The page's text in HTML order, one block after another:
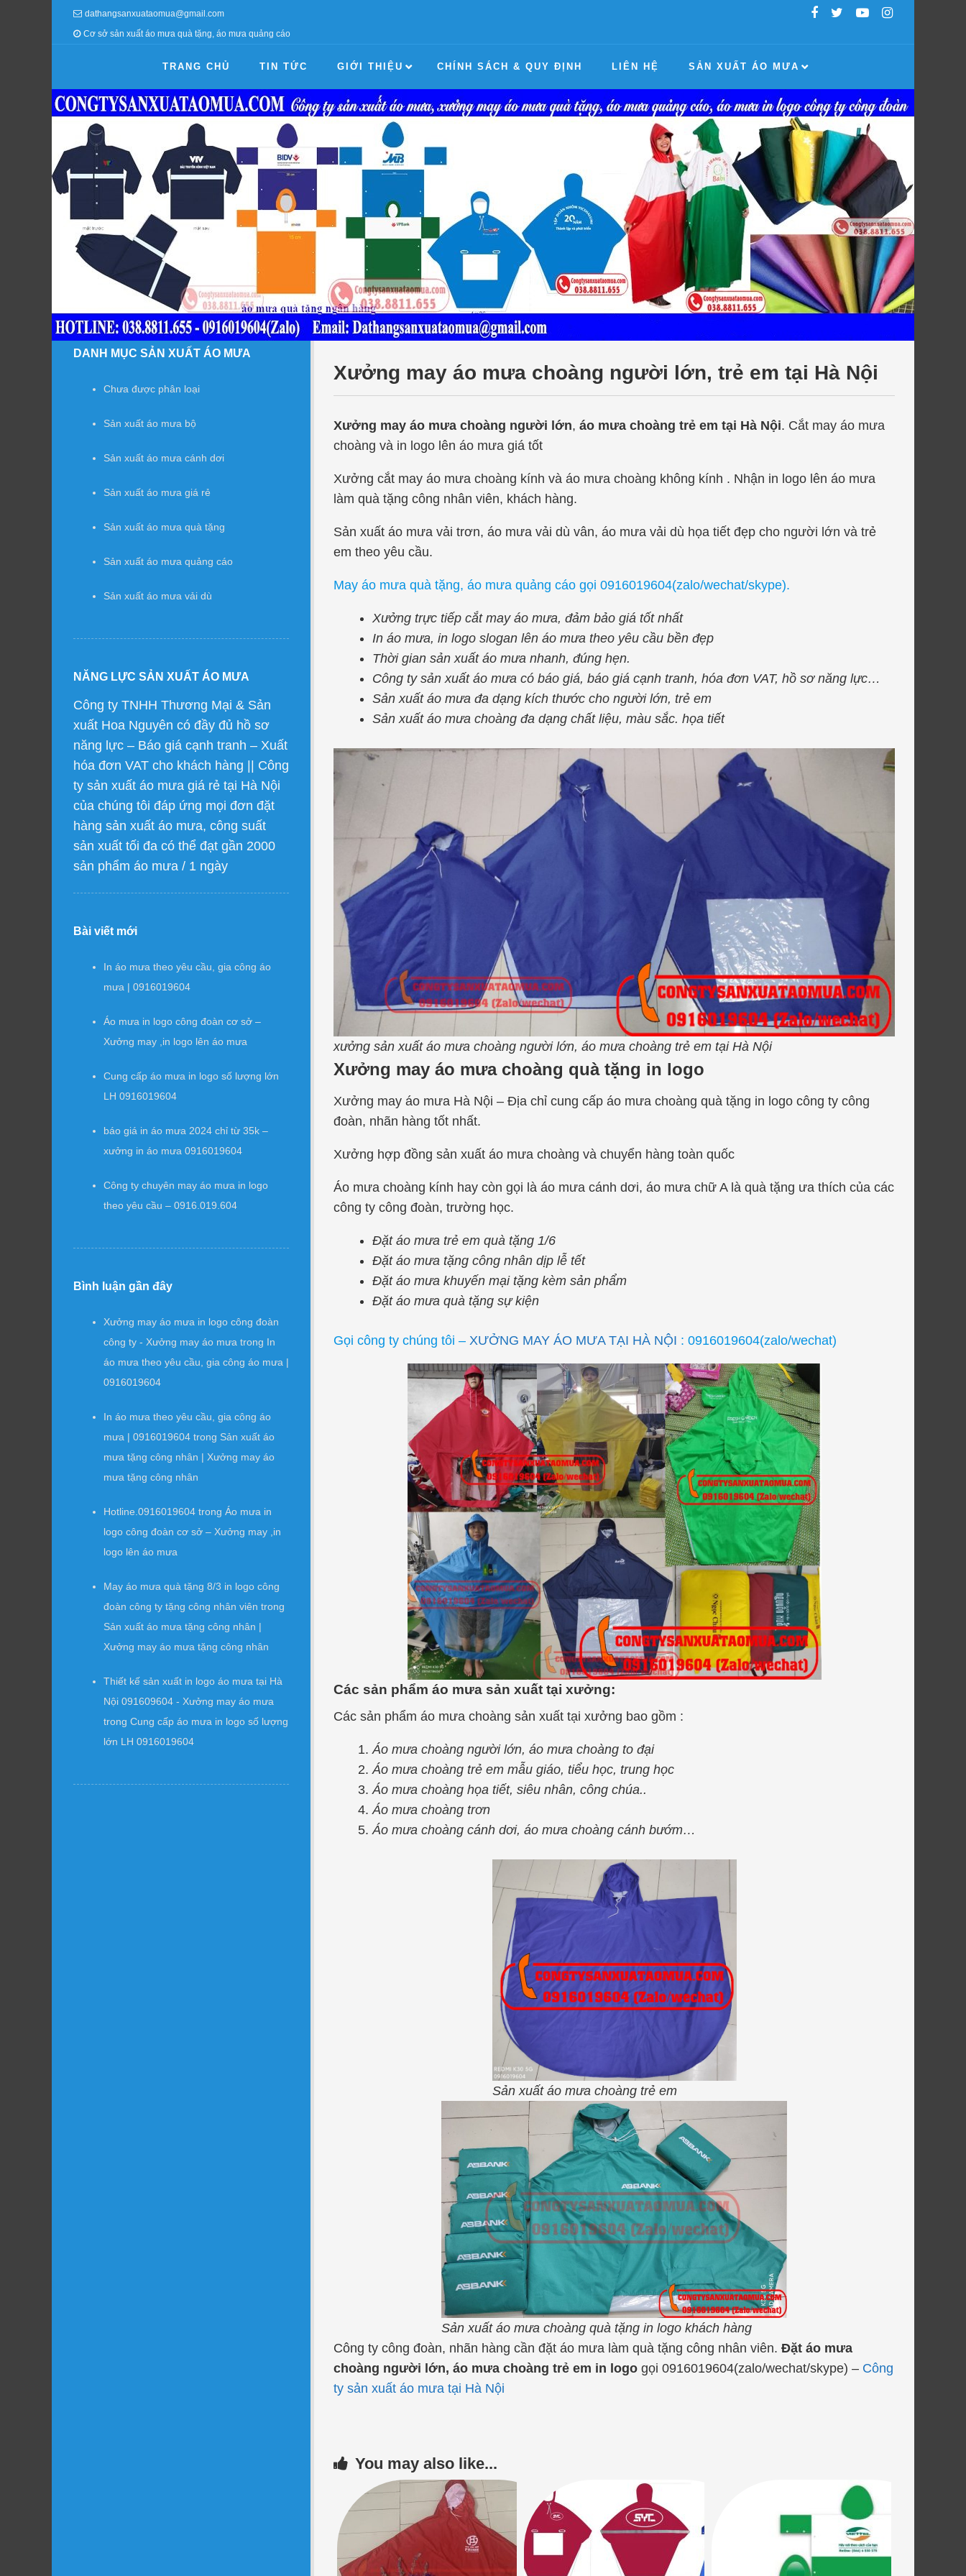
dathangsanxuataomua@gmail.com
Cơ sở sản xuất áo mưa quà tặng, áo mưa quảng cáo
TRANG CHỦ TIN TỨC GIỚI THIỆU CHÍNH SÁCH & QUY ĐỊNH LIÊN HỆ SẢN XUẤT ÁO MƯA
DANH MỤC SẢN XUẤT ÁO MƯA
Chưa được phân loại
Sản xuất áo mưa bộ
Sản xuất áo mưa cánh dơi
Sản xuất áo mưa giá rẻ
Sản xuất áo mưa quà tặng
Sản xuất áo mưa quảng cáo
Sản xuất áo mưa vải dù
NĂNG LỰC SẢN XUẤT ÁO MƯA
Công ty TNHH Thương Mại & Sản
xuất Hoa Nguyên có đầy đủ hồ sơ
năng lực – Báo giá cạnh tranh – Xuất
hóa đơn VAT cho khách hàng || Công
ty sản xuất áo mưa giá rẻ tại Hà Nội
của chúng tôi đáp ứng mọi đơn đặt
hàng sản xuất áo mưa, công suất
sản xuất tối đa có thể đạt gần 2000
sản phẩm áo mưa / 1 ngày
Bài viết mới
In áo mưa theo yêu cầu, gia công áo
mưa | 0916019604
Áo mưa in logo công đoàn cơ sở –
Xưởng may ,in logo lên áo mưa
Cung cấp áo mưa in logo số lượng lớn
LH 0916019604
báo giá in áo mưa 2024 chỉ từ 35k –
xưởng in áo mưa 0916019604
Công ty chuyên may áo mưa in logo
theo yêu cầu – 0916.019.604
Bình luận gần đây
Xưởng may áo mưa in logo công đoàn
công ty - Xưởng may áo mưa trong In
áo mưa theo yêu cầu, gia công áo mưa |
0916019604
In áo mưa theo yêu cầu, gia công áo
mưa | 0916019604 trong Sản xuất áo
mưa tặng công nhân | Xưởng may áo
mưa tặng công nhân
Hotline.0916019604 trong Áo mưa in
logo công đoàn cơ sở – Xưởng may ,in
logo lên áo mưa
May áo mưa quà tặng 8/3 in logo công
đoàn công ty tặng công nhân viên trong
Sản xuất áo mưa tặng công nhân |
Xưởng may áo mưa tặng công nhân
Thiết kế sản xuất in logo áo mưa tại Hà
Nội 091609604 - Xưởng may áo mưa
trong Cung cấp áo mưa in logo số lượng
lớn LH 0916019604
Xưởng may áo mưa choàng người lớn, trẻ em tại Hà Nội
Xưởng may áo mưa choàng người lớn, áo mưa choàng trẻ em tại Hà Nội. Cắt may áo mưa
choàng và in logo lên áo mưa giá tốt
Xưởng cắt may áo mưa choàng kính và áo mưa choàng không kính . Nhận in logo lên áo mưa
làm quà tặng công nhân viên, khách hàng.
Sản xuất áo mưa vải trơn, áo mưa vải dù vân, áo mưa vải dù họa tiết đẹp cho người lớn và trẻ
em theo yêu cầu.
May áo mưa quà tặng, áo mưa quảng cáo gọi 0916019604(zalo/wechat/skype).
Xưởng trực tiếp cắt may áo mưa, đảm bảo giá tốt nhất
In áo mưa, in logo slogan lên áo mưa theo yêu cầu bền đẹp
Thời gian sản xuất áo mưa nhanh, đúng hẹn.
Công ty sản xuất áo mưa có báo giá, báo giá cạnh tranh, hóa đơn VAT, hồ sơ năng lực…
Sản xuất áo mưa đa dạng kích thước cho người lớn, trẻ em
Sản xuất áo mưa choàng đa dạng chất liệu, màu sắc. họa tiết
xưởng sản xuất áo mưa choàng người lớn, áo mưa choàng trẻ em tại Hà Nội
Xưởng may áo mưa choàng quà tặng in logo
Xưởng may áo mưa Hà Nội – Địa chỉ cung cấp áo mưa choàng quà tặng in logo công ty công
đoàn, nhãn hàng tốt nhất.
Xưởng hợp đồng sản xuất áo mưa choàng và chuyển hàng toàn quốc
Áo mưa choàng kính hay còn gọi là áo mưa cánh dơi, áo mưa chữ A là quà tặng ưa thích của các
công ty công đoàn, trường học.
Đặt áo mưa trẻ em quà tặng 1/6
Đặt áo mưa tặng công nhân dịp lễ tết
Đặt áo mưa khuyến mại tặng kèm sản phẩm
Đặt áo mưa quà tặng sự kiện
Gọi công ty chúng tôi – XƯỞNG MAY ÁO MƯA TẠI HÀ NỘI : 0916019604(zalo/wechat)
Các sản phẩm áo mưa sản xuất tại xưởng:
Các sản phẩm áo mưa choàng sản xuất tại xưởng bao gồm :
Áo mưa choàng người lớn, áo mưa choàng to đại
Áo mưa choàng trẻ em mẫu giáo, tiểu học, trung học
Áo mưa choàng họa tiết, siêu nhân, công chúa..
Áo mưa choàng trơn
Áo mưa choàng cánh dơi, áo mưa choàng cánh bướm…
Sản xuất áo mưa choàng trẻ em
Sản xuất áo mưa choàng quà tặng in logo khách hàng
Công ty công đoàn, nhãn hàng cần đặt áo mưa làm quà tặng công nhân viên. Đặt áo mưa
choàng người lớn, áo mưa choàng trẻ em in logo gọi 0916019604(zalo/wechat/skype) – Công
ty sản xuất áo mưa tại Hà Nội
You may also like...